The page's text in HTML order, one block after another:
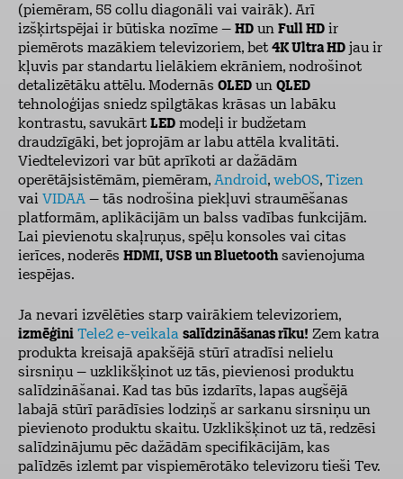
(piemēram, 55 collu diagonāli vai vairāk). Arī
izšķirtspējai ir būtiska nozīme – HD un Full HD ir
piemērots mazākiem televizoriem, bet 4K Ultra HD jau ir
kļuvis par standartu lielākiem ekrāniem, nodrošinot
detalizētāku attēlu. Modernās OLED un QLED
tehnoloģijas sniedz spilgtākas krāsas un labāku
kontrastu, savukārt LED modeļi ir budžetam
draudzīgāki, bet joprojām ar labu attēla kvalitāti.
Viedtelevizori var būt aprīkoti ar dažādām
operētājsistēmām, piemēram, Android, webOS, Tizen
vai VIDAA – tās nodrošina piekļuvi straumēšanas
platformām, aplikācijām un balss vadības funkcijām.
Lai pievienotu skaļruņus, spēļu konsoles vai citas
ierīces, noderēs HDMI, USB un Bluetooth savienojuma
iespējas.
Ja nevari izvēlēties starp vairākiem televizoriem,
izmēģini Tele2 e-veikala salīdzināšanas rīku! Zem katra
produkta kreisajā apakšējā stūrī atradīsi nelielu
sirsniņu – uzklikšķinot uz tās, pievienosi produktu
salīdzināšanai. Kad tas būs izdarīts, lapas augšējā
labajā stūrī parādīsies lodziņš ar sarkanu sirsniņu un
pievienoto produktu skaitu. Uzklikšķinot uz tā, redzēsi
salīdzinājumu pēc dažādām specifikācijām, kas
palīdzēs izlemt par vispiemērotāko televizoru tieši Tev.